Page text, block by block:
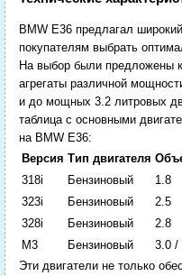
BMW E36 предлагал
покупателям выбрать
На выбор были предложены
агрегаты различной
и до мощных 3.2 литровых
таблица с основными
на BMW E36:
Версия Тип двигателя
318i
Бензиновый 1.8
323i
Бензиновый 2.5
328i
Бензиновый 2.8
M3
Бензиновый 3.0 /
Эти двигатели не только